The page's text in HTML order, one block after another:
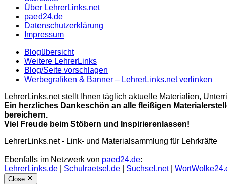
Über LehrerLinks.net
paed24.de
Datenschutzerklärung
Impressum
Blogübersicht
Weitere LehrerLinks
Blog/Seite vorschlagen
Werbegrafiken & Banner – LehrerLinks.net verlinken
LehrerLinks.net stellt Ihnen täglich aktuelle Materialien,
Ein herzliches Dankeschön an alle fleißigen
bereichern.
Viel Freude beim Stöbern und Inspirierenlassen!
LehrerLinks.net - Link- und Materialsammlung für Lehrkräfte
Ebenfalls im Netzwerk von paed24.de:
LehrerLinks.de
Schulraetsel.de Suchsel.net|
Close